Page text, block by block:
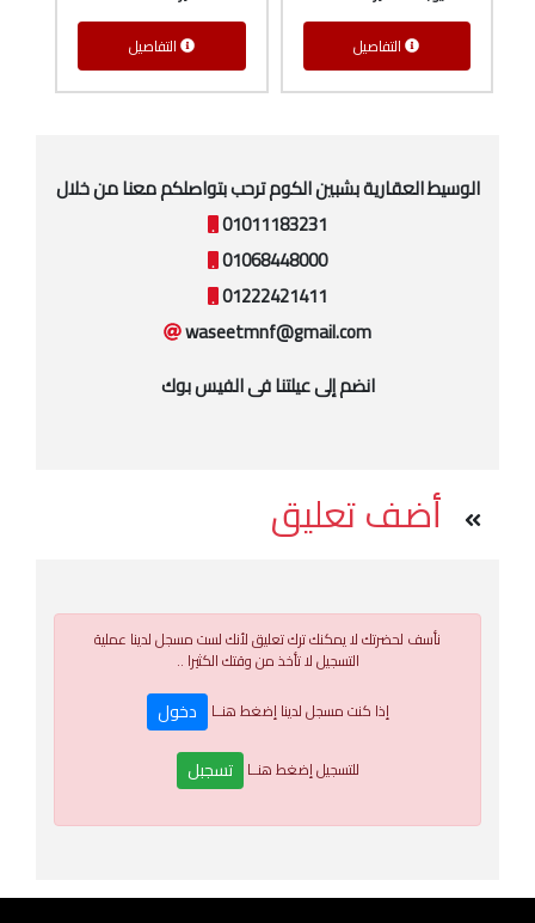
التفاصيل
التفاصيل
الوسيط العقارية بشبين الكوم ترحب بتواصلكم معنا من خلال
01011183231
01068448000
01222421411
waseetmnf@gmail.com
انضم إلى عيلتنا فى الفيس بوك
أضف تعليق
نأسف لحضرتك لا يمكنك ترك تعليق لأنك لست مسجل لدينا عملية
التسجيل لا تأخذ من وقتك الكثيرا ..
إذا كنت مسجل لدينا إضغط هنــا
دخول
للتسجيل إضغط هنــا تسجبل